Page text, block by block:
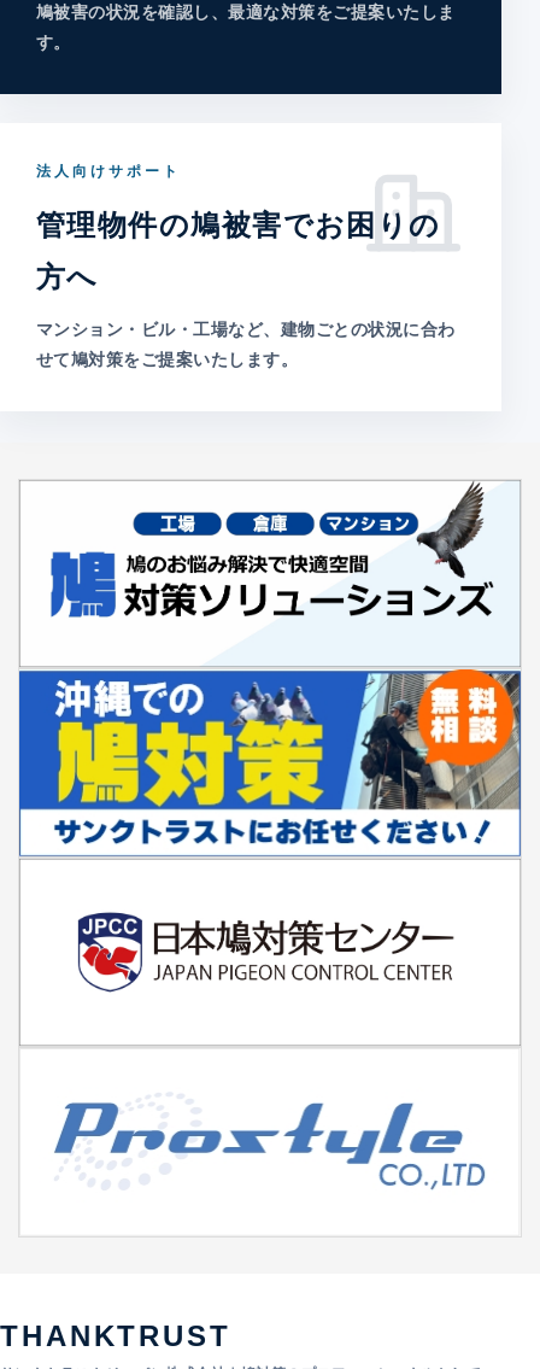
鳩被害の状況を確認し、最適な対策をご提案いたしま
す。
法人向けサポート
管理物件の鳩被害でお困りの
方へ
マンション・ビル・工場など、建物ごとの状況に合わ
せて鳩対策をご提案いたします。
THANKTRUST